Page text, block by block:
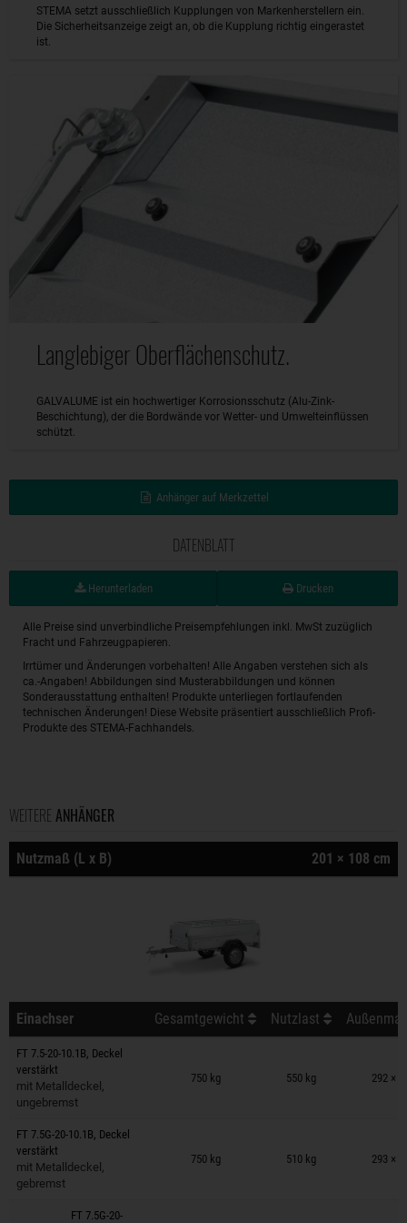
STEMA setzt ausschließlich Kupplungen von Markenherstellern ein.
Die Sicherheitsanzeige zeigt an, ob die Kupplung richtig eingerastet
ist.
Langlebiger Oberflächenschutz.
GALVALUME ist ein hochwertiger Korrosionsschutz (Alu-Zink-
Beschichtung), der die Bordwände vor Wetter- und Umwelteinflüssen
schützt.
Anhänger auf Merkzettel
DATENBLATT
Herunterladen Drucken
Alle Preise sind unverbindliche Preisempfehlungen inkl. MwSt zuzüglich
Fracht und Fahrzeugpapieren.
Irrtümer und Änderungen vorbehalten! Alle Angaben verstehen sich als
ca.-Angaben! Abbildungen sind Musterabbildungen und können
Sonderausstattung enthalten! Produkte unterliegen fortlaufenden
technischen Änderungen! Diese Website präsentiert ausschließlich Profi-
Produkte des STEMA-Fachhandels.
WEITERE ANHÄNGER
Nutzmaß (L x B) 201 × 108 cm
Einachser Gesamtgewicht Nutzlast
FT 7.5-20-10.1B, Deckel
verstärkt
mit Metalldeckel,
ungebremst
750 kg 550 kg 292 ×
Anhänger auf Merkzettel
FT 7.5G-20-10.1B, Deckel
verstärkt
mit Metalldeckel,
gebremst
750 kg 510 kg 293 ×
Anhänger auf Merkzettel
FT 7.5G-20-